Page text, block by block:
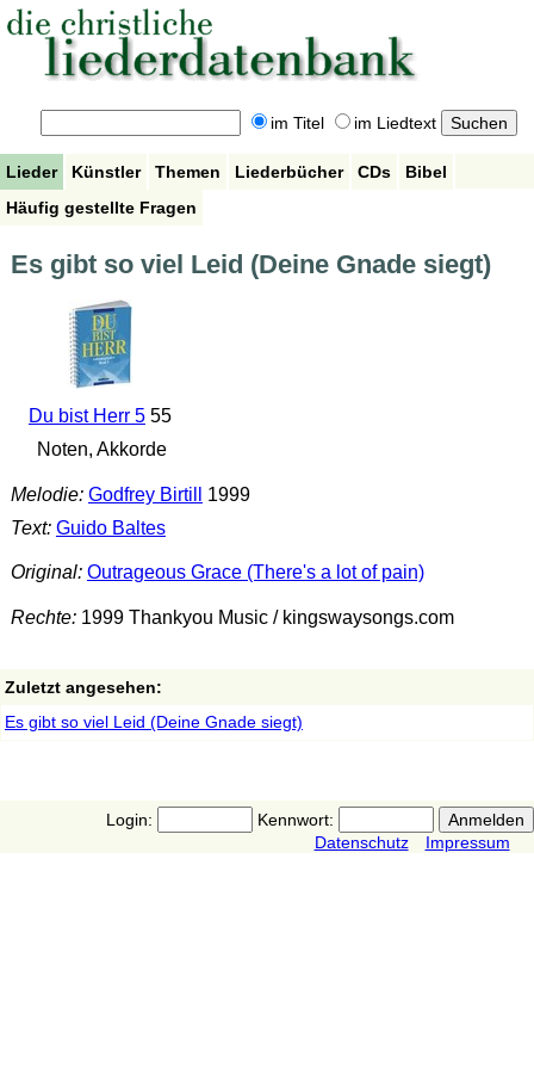
im Titel im Liedtext
Lieder Künstler Themen Liederbücher CDs
Bibel
Häufig gestellte Fragen
Es gibt so viel Leid (Deine Gnade siegt)
Du bist Herr 555
Noten, Akkorde
Melodie: Godfrey Birtill
1999
Text: Guido Baltes
Original: Outrageous Grace (There's a lot of pain)
Rechte:1999 Thankyou Music / kingswaysongs.com
Zuletzt angesehen:
Es gibt so viel Leid (Deine Gnade siegt)
Login:
Kennwort:
Datenschutz
Impressum